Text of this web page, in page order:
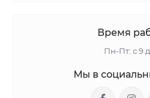
Время
Пн-Пт: с 9
Мы в